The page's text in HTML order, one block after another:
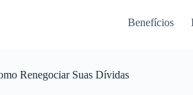
Benefícios
Renegociar Suas Dívidas